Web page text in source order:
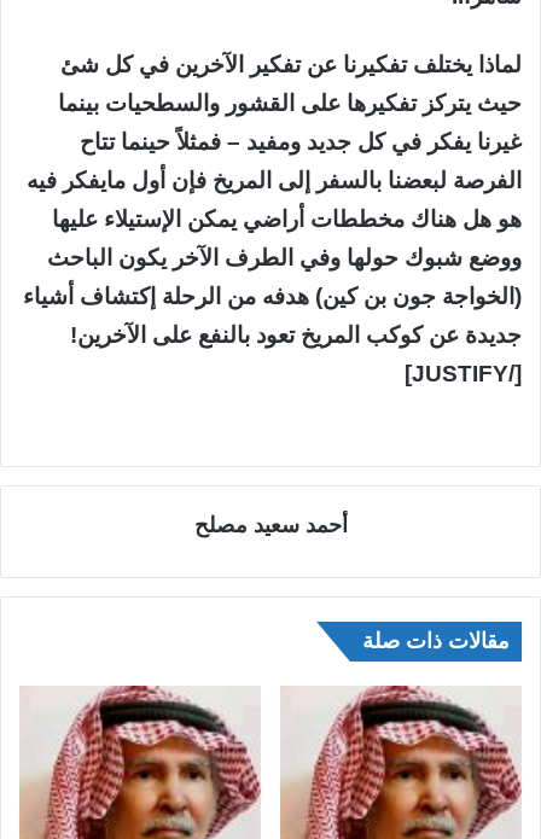
لماذا يختلف تفكيرنا عن تفكير الآخرين في كل شئ
حيث يتركز تفكيرها على القشور والسطحيات بينما
غيرنا يفكر في كل جديد ومفيد – فمثلاً حينما تتاح
الفرصة لبعضنا بالسفر إلى المريخ فإن أول مايفكر فيه
هو هل هناك مخططات أراضي يمكن الإستيلاء عليها
ووضع شبوك حولها وفي الطرف الآخر يكون الباحث
(الخواجة جون بن كين) هدفه من الرحلة إكتشاف أشياء
جديدة عن كوكب المريخ تعود بالنفع على الآخرين!
[/JUSTIFY]
أحمد سعيد مصلح
مقالات ذات صلة